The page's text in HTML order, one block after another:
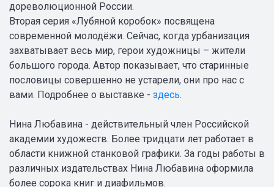
дореволюционной России.
Вторая серия «Лубяной коробок» посвящена
современной молодёжи. Сейчас, когда урбанизация
захватывает весь мир, герои художницы – жители
большого города. Автор показывает, что старинные
пословицы совершенно не устарели, они про нас с
вами. Подробнее о выставке - здесь.
Нина Любавина - действительный член Российской
академии художеств. Более тридцати лет работает в
области книжной станковой графики. За годы работы в
различных издательствах Нина Любавина оформила
более сорока книг и диафильмов.